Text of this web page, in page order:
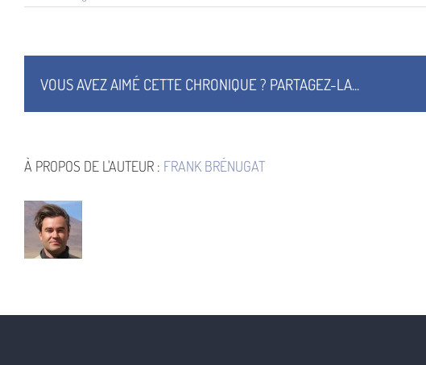
La
Editions
VOUS AVEZ AIMÉ CETTE CHRONIQUE ? PARTAGEZ-LA...
À PROPOS DE L'AUTEUR : FRANK BRÉNUGAT